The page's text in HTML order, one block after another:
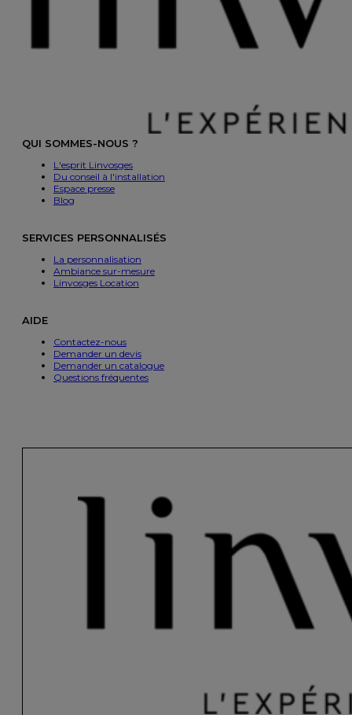
QUI SOMMES-NOUS ?
L'esprit Linvosges
Du conseil à l'installation
Espace presse
Blog
SERVICES PERSONNALISÉS
La personnalisation
Ambiance sur-mesure
Linvosges Location
AIDE
Contactez-nous
Demander un devis
Demander un catalogue
Questions fréquentes